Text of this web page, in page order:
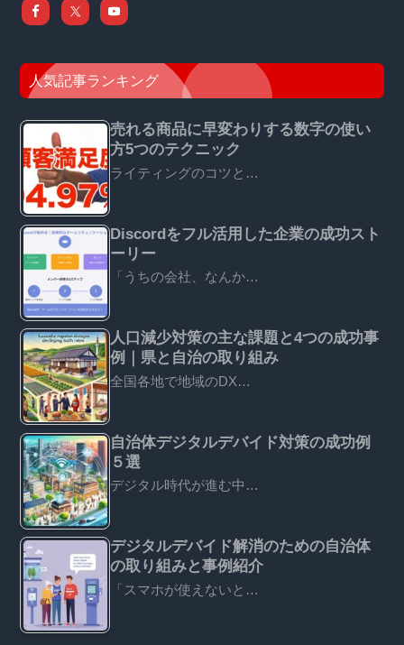
人気記事ランキング
売れる商品に早変わりする数字の使い
方5つのテクニック
ライティングのコツと…
Discordをフル活用した企業の成功スト
ーリー
「うちの会社、なんか…
人口減少対策の主な課題と4つの成功事
例｜県と自治の取り組み
全国各地で地域のDX…
自治体デジタルデバイド対策の成功例
５選
デジタル時代が進む中…
デジタルデバイド解消のための自治体
の取り組みと事例紹介
「スマホが使えないと…